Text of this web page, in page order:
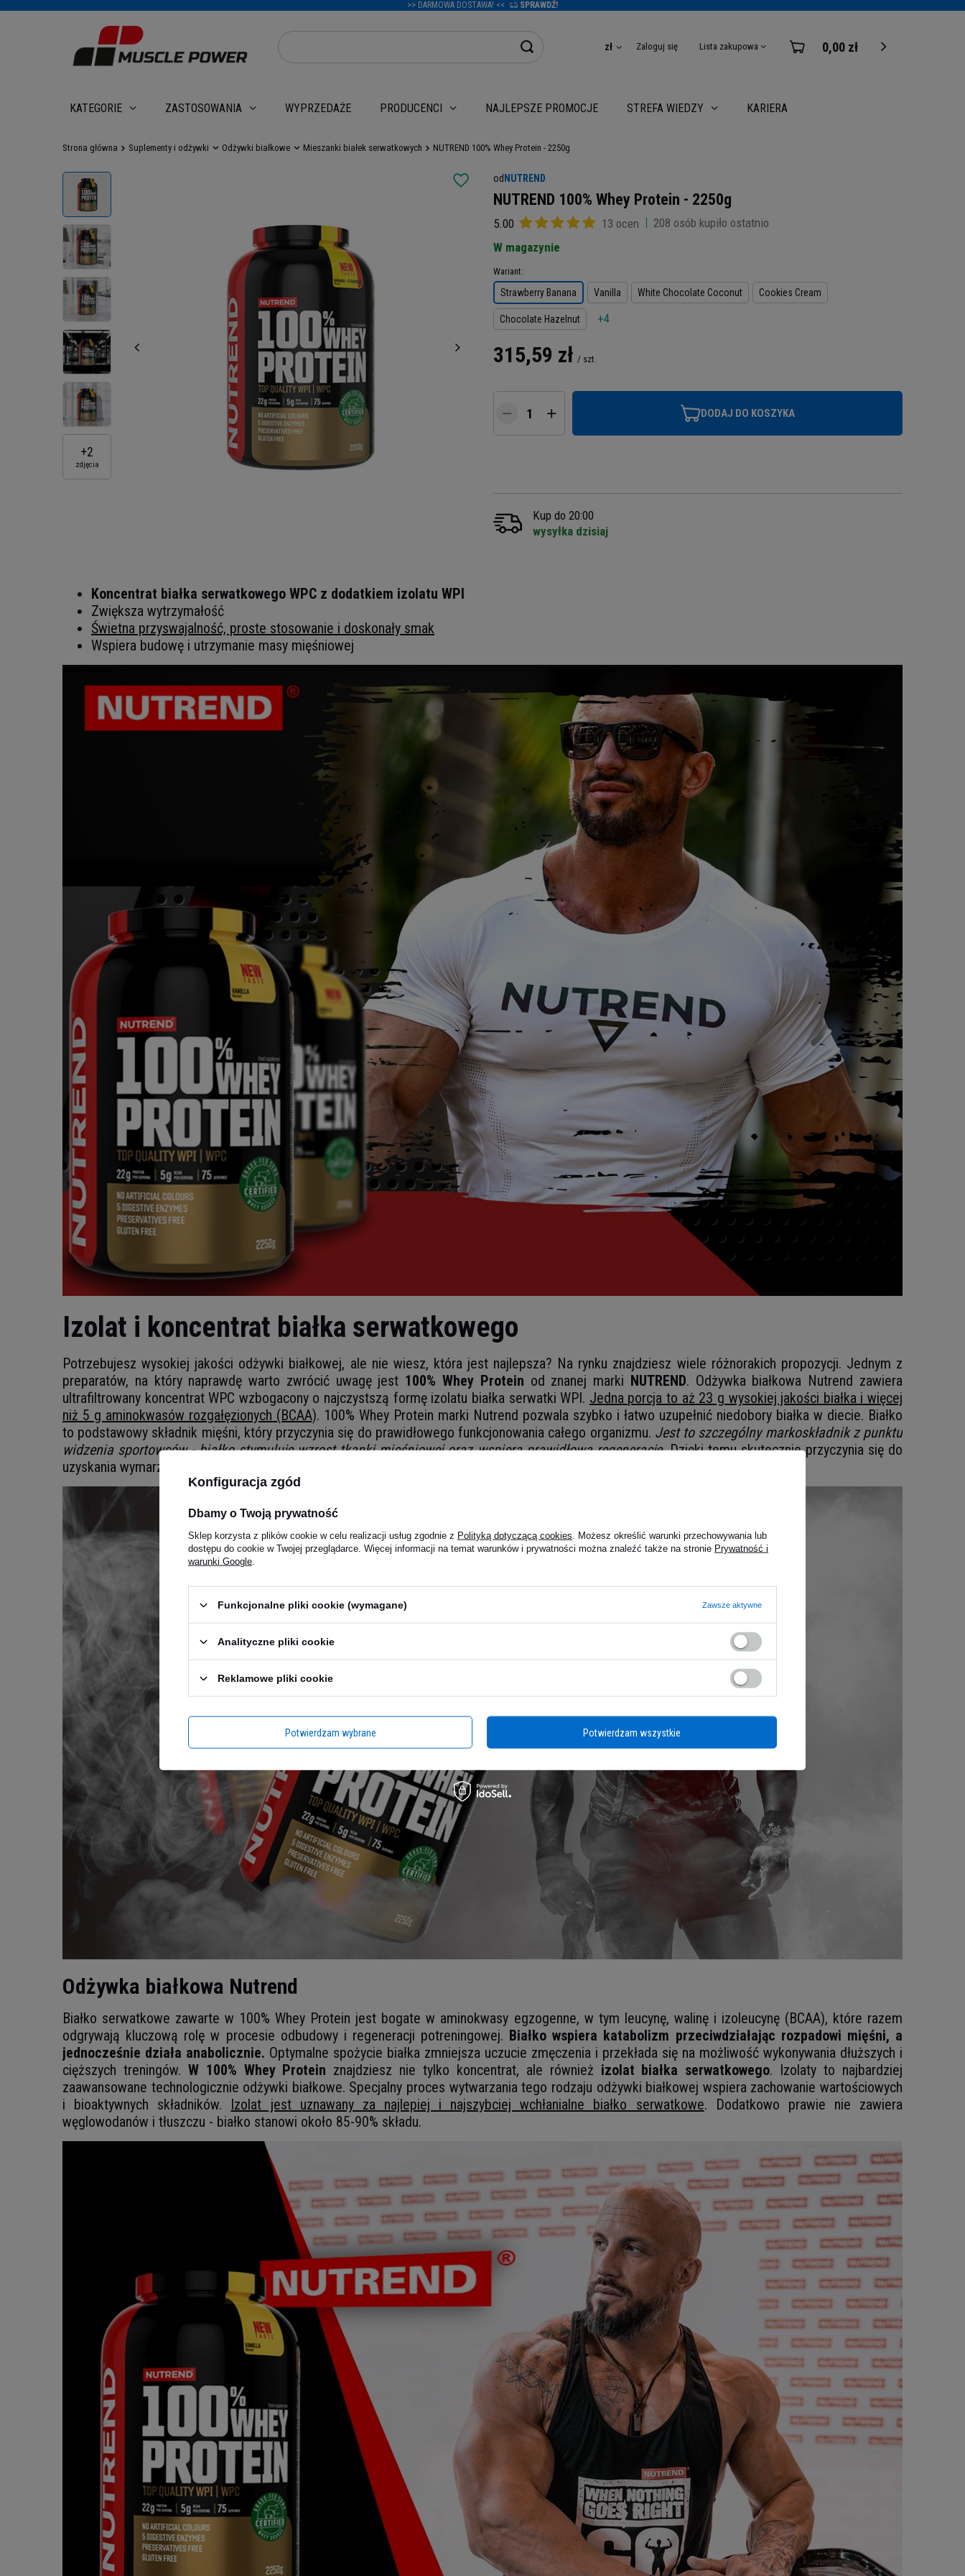
>> DARMOWA DOSTAWA! << SPRAWDŹ!
zł Zaloguj się Lista zakupowa 0,00 zł
KATEGORIE ZASTOSOWANIA WYPRZEDAŻE PRODUCENCI NAJLEPSZE PROMOCJE STREFA WIEDZY KARIERA
Strona główna Suplementy i odżywki Odżywki białkowe Mieszanki białek serwatkowych NUTREND 100% Whey Protein - 2250g
+2
zdjęcia
od NUTREND
NUTREND 100% Whey Protein - 2250g
5.00 13 ocen 208 osób kupiło ostatnio
W magazynie
Wariant
Strawberry Banana Vanilla White Chocolate Coconut Cookies Cream
Chocolate Hazelnut +4
315,59 zł / szt.
DODAJ DO KOSZYKA
Kup do 20:00
wysyłka dzisiaj
Koncentrat białka serwatkowego WPC z dodatkiem izolatu WPI
Zwiększa wytrzymałość
Świetna przyswajalność, proste stosowanie i doskonały smak
Wspiera budowę i utrzymanie masy mięśniowej
Izolat i koncentrat białka serwatkowego
Potrzebujesz wysokiej jakości odżywki białkowej, ale nie wiesz, która jest najlepsza? Na rynku znajdziesz wiele różnorakich propozycji. Jednym z
preparatów, na który naprawdę warto zwrócić uwagę jest 100% Whey Protein od znanej marki NUTREND. Odżywka białkowa Nutrend zawiera
ultrafiltrowany koncentrat WPC wzbogacony o najczystszą formę izolatu białka serwatki WPI. Jedna porcja to aż 23 g wysokiej jakości białka i więcej
niż 5 g aminokwasów rozgałęzionych (BCAA). 100% Whey Protein marki Nutrend pozwala szybko i łatwo uzupełnić niedobory białka w diecie. Białko
to podstawowy składnik mięśni, który przyczynia się do prawidłowego funkcjonowania całego organizmu. Jest to szczególny markoskładnik z punktu
widzenia sportowców - białko stymuluje wzrost tkanki mięśniowej oraz wspiera prawidłową regenerację.Dzięki temu skutecznie przyczynia się do
uzyskania wymarzonej sylwetki.
Odżywka białkowa Nutrend
Białko serwatkowe zawarte w 100% Whey Protein jest bogate w aminokwasy egzogenne, w tym leucynę, walinę i izoleucynę (BCAA), które razem
odgrywają kluczową rolę w procesie odbudowy i regeneracji potreningowej. Białko wspiera katabolizm przeciwdziałając rozpadowi mięśni, a
jednocześnie działa anabolicznie. Optymalne spożycie białka zmniejsza uczucie zmęczenia i przekłada się na możliwość wykonywania dłuższych i
cięższych treningów. W 100% Whey Protein znajdziesz nie tylko koncentrat, ale również izolat białka serwatkowego. Izolaty to najbardziej
zaawansowane technologicznie odżywki białkowe. Specjalny proces wytwarzania tego rodzaju odżywki białkowej wspiera zachowanie wartościowych
i bioaktywnych składników. Izolat jest uznawany za najlepiej i najszybciej wchłanialne białko serwatkowe. Dodatkowo prawie nie zawiera
węglowodanów i tłuszczu - białko stanowi około 85-90% składu.
Konfiguracja zgód
Dbamy o Twoją prywatność
Sklep korzysta z plików cookie w celu realizacji usług zgodnie z Polityką dotyczącą cookies . Możesz określić warunki przechowywania lub
dostępu do cookie w Twojej przeglądarce. Więcej informacji na temat warunków i prywatności można znaleźć także na stronie Prywatność i
warunki Google
Funkcjonalne pliki cookie (wymagane) Zawsze aktywne
Analityczne pliki cookie
Reklamowe pliki cookie
Potwierdzam wybrane Potwierdzam wszystkie